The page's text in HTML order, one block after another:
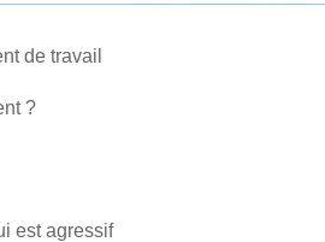
de travail
?
est agressif